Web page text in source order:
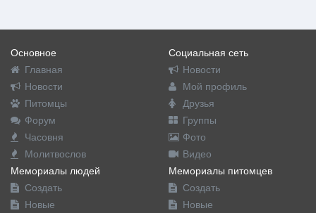
Основное
Главная
Новости
Питомцы
Форум
Часовня
Молитвослов
Социальная сеть
Новости
Мой профиль
Друзья
Группы
Фото
Видео
Мемориалы людей
Создать
Новые
Мемориалы питомцев
Создать
Новые